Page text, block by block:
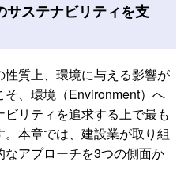
サステナビリティを支
質上、環境に与える影響が
、環境（Environment）へ
リティを追求する上で最も
本章では、建設業が取り組
アプローチを3つの側面か